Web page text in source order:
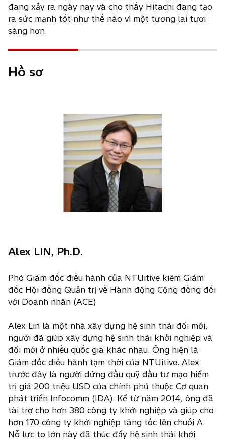
đang xảy ra ngày nay và cho thấy Hitachi đang tạo
ra sức mạnh tốt như thế nào vì một tương lai tươi
sáng hơn.
Hồ sơ
Alex LIN, Ph.D.
Phó Giám đốc điều hành của NTUitive kiêm Giám
đốc Hội đồng Quản trị về Hành động Cộng đồng đối
với Doanh nhân (ACE)
Alex Lin là một nhà xây dựng hệ sinh thái đổi mới,
người đã giúp xây dựng hệ sinh thái khởi nghiệp và
đổi mới ở nhiều quốc gia khác nhau. Ông hiện là
Giám đốc điều hành tạm thời của NTUitive. Alex
trước đây là người đứng đầu quỹ đầu tư mạo hiểm
trị giá 200 triệu USD của chính phủ thuộc Cơ quan
phát triển Infocomm (IDA). Kể từ năm 2014, ông đã
tài trợ cho hơn 380 công ty khởi nghiệp và giúp cho
hơn 170 công ty khởi nghiệp tăng tốc lên chuỗi A.
Nỗ lực to lớn này đã thúc đẩy hệ sinh thái khởi